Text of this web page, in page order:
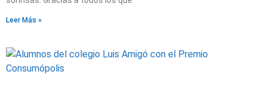
Leer Más »